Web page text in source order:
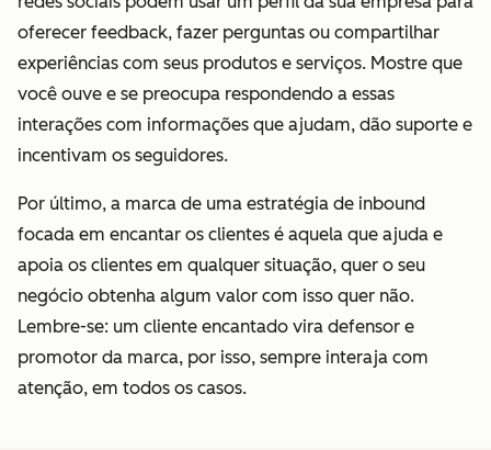
oferecer feedback, fazer perguntas ou compartilhar
experiências com seus produtos e serviços. Mostre que
você ouve e se preocupa respondendo a essas
interações com informações que ajudam, dão suporte e
incentivam os seguidores.
Por último, a marca de uma estratégia de inbound
focada em encantar os clientes é aquela que ajuda e
apoia os clientes em qualquer situação, quer o seu
negócio obtenha algum valor com isso quer não.
Lembre-se: um cliente encantado vira defensor e
promotor da marca, por isso, sempre interaja com
atenção, em todos os casos.